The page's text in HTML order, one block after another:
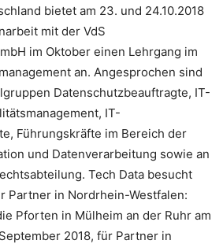
bietet am 23. und 24.10.2018
mit der VdS
im Oktober einen Lehrgang im
an. Angesprochen sind
Datenschutzbeauftragte, IT-
IT-
Führungskräfte im Bereich der
und Datenverarbeitung sowie an
Tech Data besucht
Partner in Nordrhein-Westfalen:
Pforten in Mülheim an der Ruhr am
2018, für Partner in